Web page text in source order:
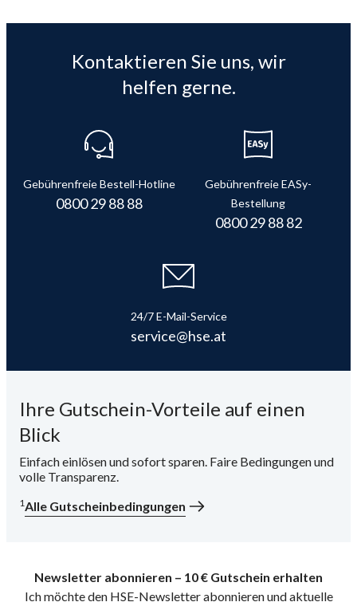
Kontaktieren Sie uns, wir
helfen gerne.
Gebührenfreie Bestell-Hotline
0800 29 88 88
Gebührenfreie EASy-
Bestellung
0800 29 88 82
24/7 E-Mail-Service
service@hse.at
Ihre Gutschein-Vorteile auf einen
Blick
Einfach einlösen und sofort sparen. Faire Bedingungen und
volle Transparenz.
1Alle Gutscheinbedingungen
Newsletter abonnieren – 10 € Gutschein erhalten
Ich möchte den HSE-Newsletter abonnieren und aktuelle